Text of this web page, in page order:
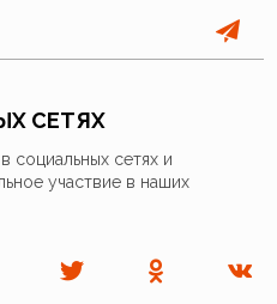
СЕТЯХ
социальных сетях и
участвие в наших